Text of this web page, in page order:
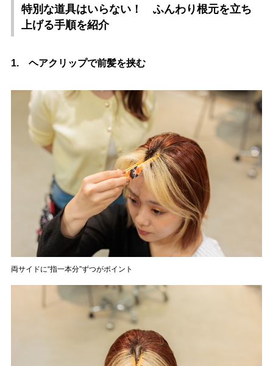
特別な道具はいらない！ ふんわり根元を立ち
上げる手順を紹介
1. ヘアクリップで前髪を挟む
両サイドに“指一本分”ずつがポイント